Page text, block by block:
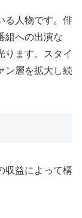
る人物です。俳
組への出演な
ります。スタイ
ン層を拡大し続
収益によって構